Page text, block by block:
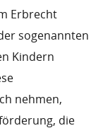
Erbrecht
sogenannten
Kindern
nehmen,
die